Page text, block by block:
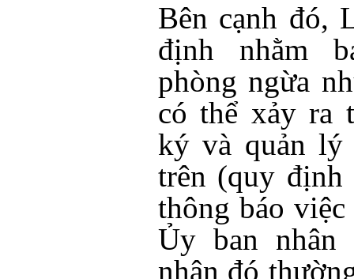
Bên cạnh đó,
định nhằm
phòng ngừa
có thể xảy ra
ký và quản lý
trên (quy định
thông báo
Ủy ban nhân
nhân đó